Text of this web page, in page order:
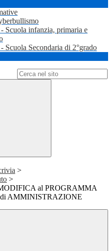
Scuola infanzia, primaria e
Scuola Secondaria di 2°grado
>
>
al PROGRAMMA
AMMINISTRAZIONE